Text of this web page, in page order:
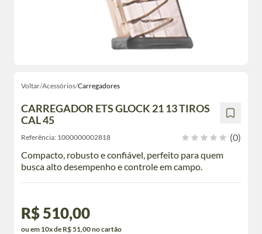
Voltar/Acessórios/Carregadores
CARREGADOR ETS GLOCK 21 13 TIROS
CAL 45
Referência: 1000000002818
(0)
Compacto, robusto e confiável, perfeito para quem
busca alto desempenho e controle em campo.
R$ 510,00
ou em 10x de R$ 51,00 no cartão